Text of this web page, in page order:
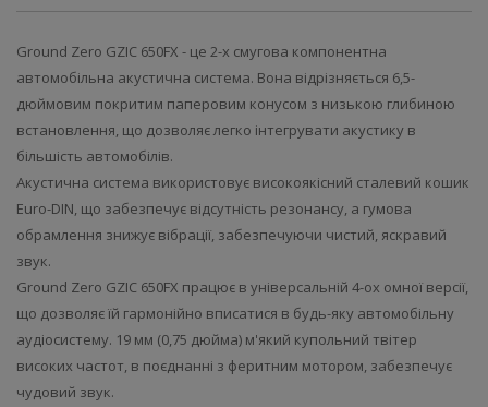
Ground Zero GZIC 650FX - це 2-х смугова компонентна
автомобільна акустична система. Вона відрізняється 6,5-
дюймовим покритим паперовим конусом з низькою глибиною
встановлення, що дозволяє легко інтегрувати акустику в
більшість автомобілів.
Акустична система використовує високоякісний сталевий кошик
Euro-DIN, що забезпечує відсутність резонансу, а гумова
обрамлення знижує вібрації, забезпечуючи чистий, яскравий
звук.
Ground Zero GZIC 650FX працює в універсальній 4-ох омної версії,
що дозволяє їй гармонійно вписатися в будь-яку автомобільну
аудіосистему. 19 мм (0,75 дюйма) м'який купольний твітер
високих частот, в поєднанні з феритним мотором, забезпечує
чудовий звук.